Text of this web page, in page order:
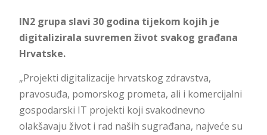
IN2 grupa slavi 30 godina tijekom kojih je
digitalizirala suvremen život svakog građana
Hrvatske.
„Projekti digitalizacije hrvatskog zdravstva,
pravosuđa, pomorskog prometa, ali i komercijalni
gospodarski IT projekti koji svakodnevno
olakšavaju život i rad naših sugrađana, najveće su